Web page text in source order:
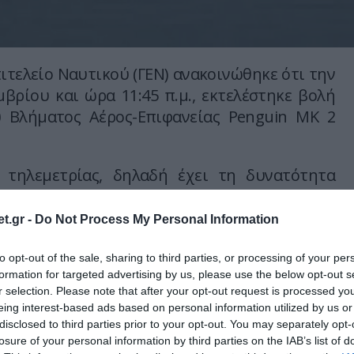
- Do Not Process My Personal Information
opt-out of the sale, sharing to third parties, or processing of your
for targeted advertising by us, please use the below opt-out
selection. Please note that after your opt-out request is processed
interest-based ads based on personal information utilized by us
to third parties prior to your opt-out. You may separately
of your personal information by third parties on the IAB’s list of
Ναυτικού (ΓΕΝ) ανακοινώθηκε ότι την
και ώρα 11:45 π.μ., εκτελέστηκε βολή
Βλήματος Αέρος-Επιφανείας Penguin MK 2
δηλαδή έχει τη δυνατότητα
των παραμέτρων βολής, και η
έγινε από το ελικόπτερο του Πολεμικού
φρεγάτα ΗΠΕΙΡΟΣ (τύπου Knox), που είχε
περιοχή του Πεδίο Βολής Κρήτης. Η βολή
ενώ το σενάριο της ήταν μεσαίας δυσκολίας